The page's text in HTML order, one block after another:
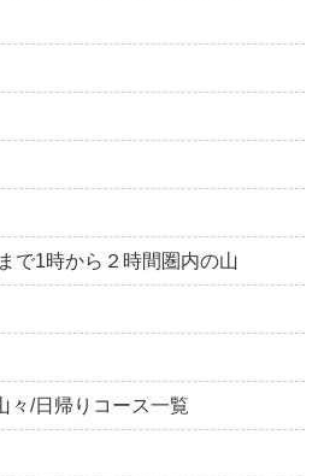
で1時から２時間圏内の山
々/日帰りコース一覧